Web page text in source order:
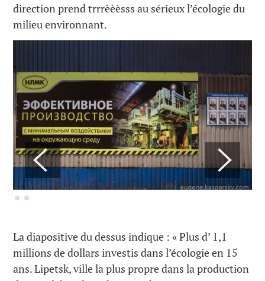
direction prend trrrèèèsss au sérieux l’écologie du
milieu environnant.
La diapositive du dessus indique : « Plus d’ 1,1
millions de dollars investis dans l’écologie en 15
ans. Lipetsk, ville la plus propre dans la production